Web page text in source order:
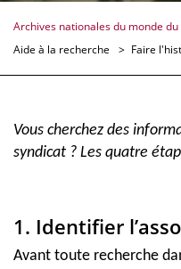
Archives nationales du monde
Aide à la recherche
Faire
Vous cherchez des
syndicat ? Les quatre
1. Identifier
Avant toute recherche